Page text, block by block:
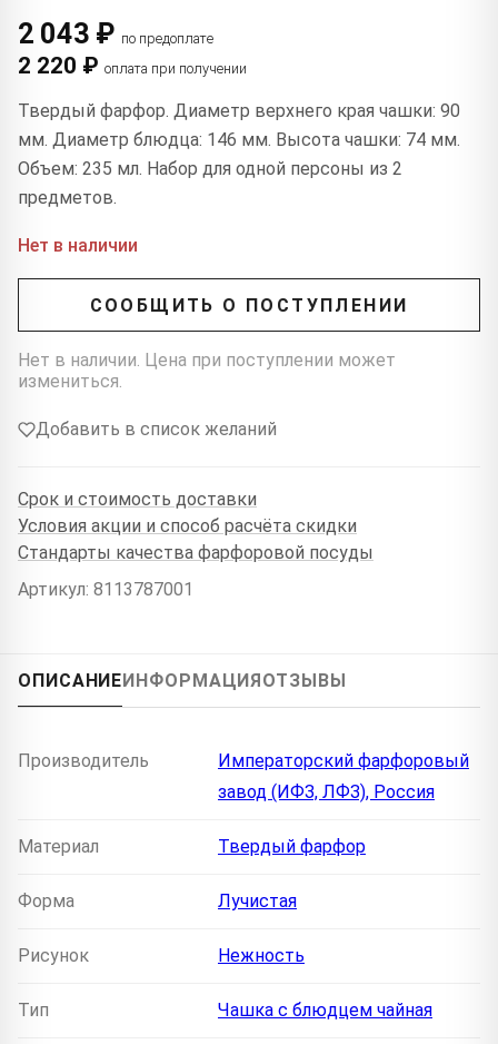
2 043 ₽ по предоплате
2 220 ₽ оплата при получении
Твердый фарфор. Диаметр верхнего края чашки: 90
мм. Диаметр блюдца: 146 мм. Высота чашки: 74 мм.
Объем: 235 мл. Набор для одной персоны из 2
предметов.
Нет в наличии
СООБЩИТЬ О ПОСТУПЛЕНИИ
Нет в наличии. Цена при поступлении может
измениться.
Добавить в список желаний
Срок и стоимость доставки
Условия акции и способ расчёта скидки
Стандарты качества фарфоровой посуды
Артикул: 8113787001
ОПИСАНИЕИНФОРМАЦИЯОТЗЫВЫ
Производитель
Императорский фарфоровый
завод (ИФЗ, ЛФЗ), Россия
Материал Твердый фарфор
Форма Лучистая
Рисунок Нежность
Тип Чашка с блюдцем чайная